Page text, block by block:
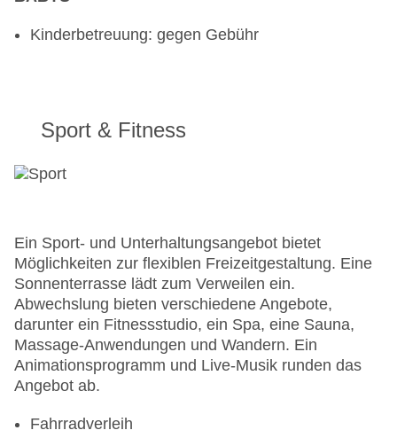
Kinderbetreuung: gegen Gebühr
Sport & Fitness
Ein Sport- und Unterhaltungsangebot bietet
Möglichkeiten zur flexiblen Freizeitgestaltung. Eine
Sonnenterrasse lädt zum Verweilen ein.
Abwechslung bieten verschiedene Angebote,
darunter ein Fitnessstudio, ein Spa, eine Sauna,
Massage-Anwendungen und Wandern. Ein
Animationsprogramm und Live-Musik runden das
Angebot ab.
Fahrradverleih